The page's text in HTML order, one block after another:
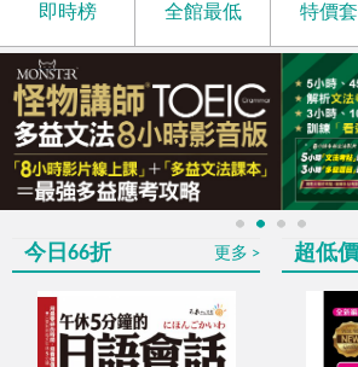
攻略！
母親節限定！愛在心頭，創造感動時光！
RUN UP! 掌握商務英文和多益，提升職場OUTPUT
力!
國際書展展後加碼！
最低69折起，多買多優惠
11月超殺優惠！日韓外語樣樣行
學習檢定全攻略！
11月超殺優惠！從英文新手到高手
即時榜 全館最低 特價
1 4
今日66折 更多 超低